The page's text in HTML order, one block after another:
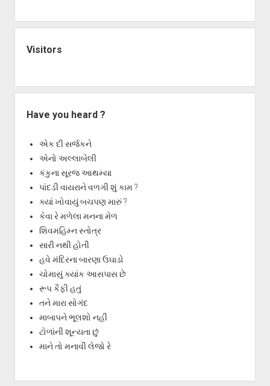
Visitors
Have you heard ?
એક દી સર્જકને
એનો અલ્લાબેલી
કંકુના સૂરજ આથમ્યા
પાંદડી વાયરાને વળગી શું કામ ?
ક્યાં ખોવાયું બચપણ મારું ?
કેવા રે મળેલા મનના મેળ
શિવમહિમ્ન સ્તોત્ર
સારી નથી હોતી
હવે મંદિરના બારણા ઉઘાડો
ચોમાસું ક્યાંક આસપાસ છે
રૂપ કૈફી હતું
તને મારા સોગંદ
માબાપને ભૂલશો નહીં
ટોળાંની શૂન્યતા છું
માને તો મનાવી લેજો રે